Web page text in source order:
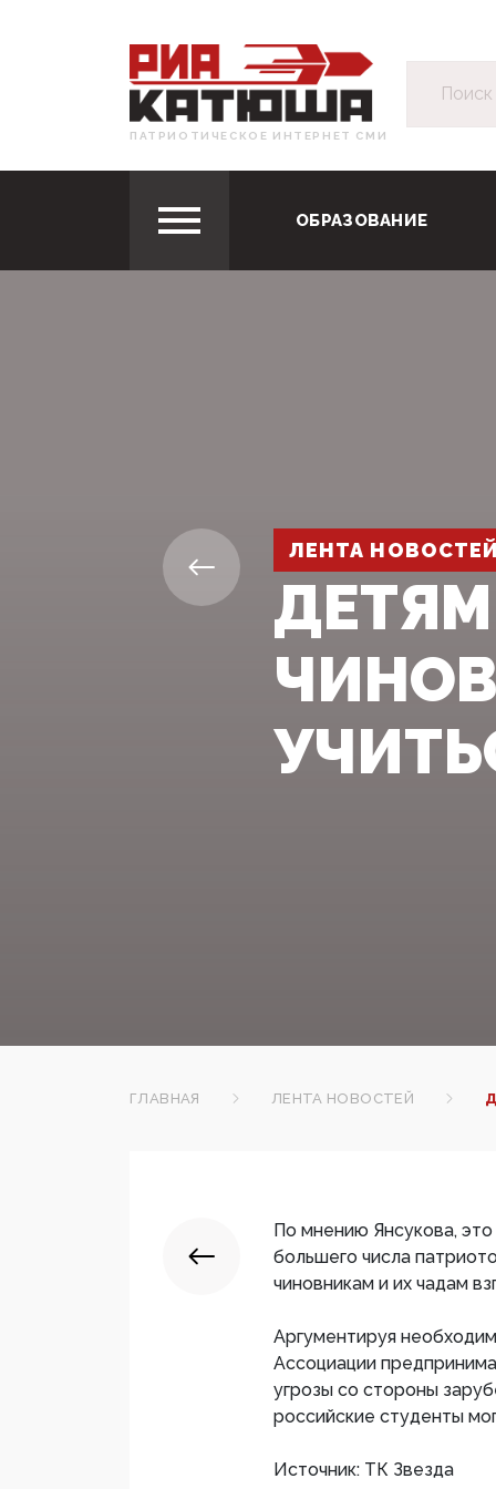
ПАТРИОТИЧЕСКОЕ ИНТЕРНЕТ СМИ
ОБРАЗОВАНИЕ
ЛЕНТА НОВОСТЕЙ
ГЛАВНАЯ ЛЕНТА НОВОСТЕЙ
По мнению Янсукова,
большего числа
чиновникам и их чадам
Аргументируя
Ассоциации
угрозы со стороны
российские студенты
Источник: ТК Звезда